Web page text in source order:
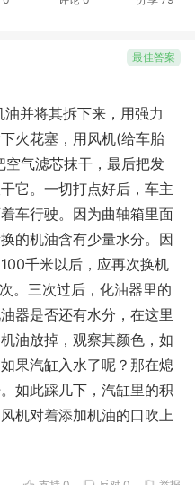
最佳答案
并将其拆下来，用强力
火花塞，用风机(给车胎
气滤芯抹干，最后把发
它。一切打点好后，车主
车行驶。因为曲轴箱里面
的机油含有少量水分。因
千米以后，应再次换机
。三次过后，化油器里的
器是否还有水分，在这里
油放掉，观察其颜色，如
果汽缸入水了呢？那在熄
如此踩几下，汽缸里的积
机对着添加机油的口吹上